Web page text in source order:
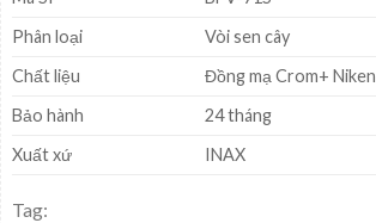
Phân loại
Vòi sen cây
Chất liệu
Đồng mạ Crom+ Niken
Bảo hành
24 tháng
Xuất xứ
INAX
Tag: